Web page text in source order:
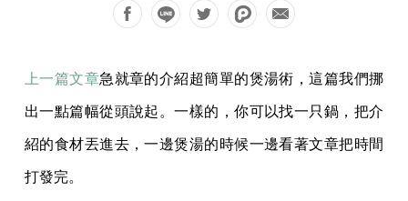
上一篇文章急就章的介紹超簡單的煲湯術，這篇我們挪
出一點篇幅從頭說起。一樣的，你可以找一只鍋，把介
紹的食材丟進去，一邊煲湯的時候一邊看著文章把時間
打發完。